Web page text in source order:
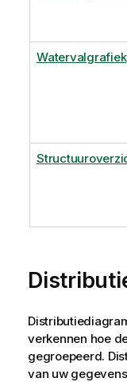
Watervalgrafiek
verkennen hoe
gegroepeerd.
van uw